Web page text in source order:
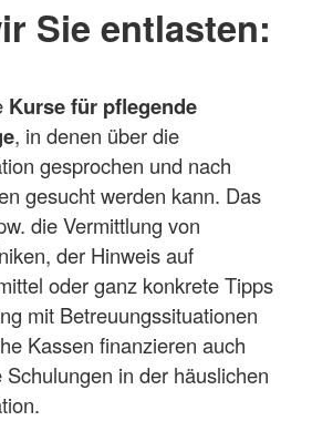
Sie entlasten:
Kurse für pflegende
, in denen über die
gesprochen und nach
gesucht werden kann. Das
die Vermittlung von
der Hinweis auf
oder ganz konkrete Tipps
mit Betreuungssituationen
Kassen finanzieren auch
Schulungen in der häuslichen